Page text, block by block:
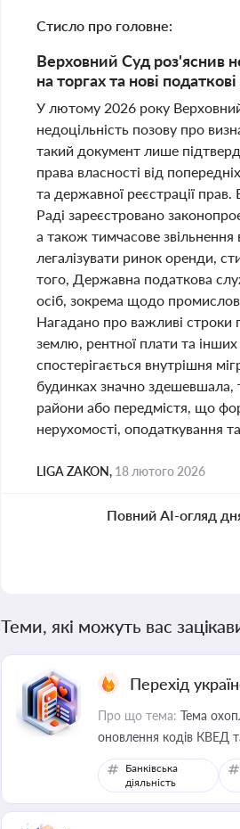
Стисло про головне:
Верховний Суд роз'яснив
на торгах та нові
У лютому 2026 року
недоцільність позову про
такий документ лише
права власності від
та державної реєстрації
Раді зареєстровано
а також тимчасове
легалізувати ринок оренди,
того, Державна податкова
осіб, зокрема щодо
Нагадано про важливі строки
землю, рентної плати та
спостерігається внутрішня
будинках значно
райони або передмістя, що
нерухомості, оподаткування
LIGA ZAKON, 18 лютого 2026
Повний AI-огляд
Теми, які можуть вас
Перехід
Про що тема: Тема
оновлення кодів КВЕД
Банківська
діяльність